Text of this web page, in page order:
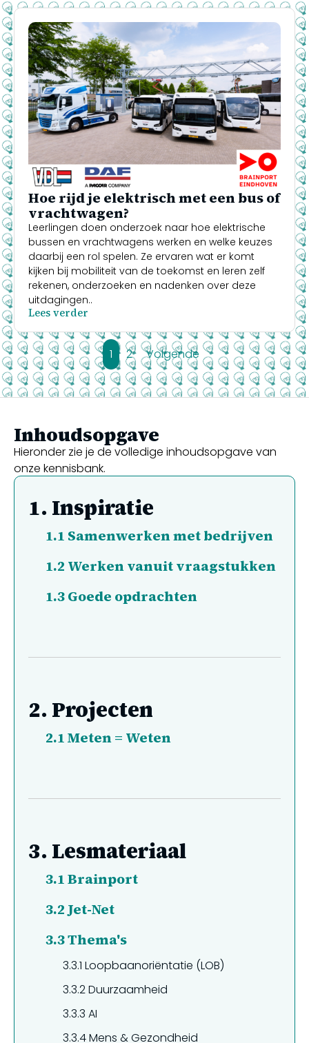
Hoe rijd je elektrisch met een bus of
vrachtwagen?
Leerlingen doen onderzoek naar hoe elektrische
bussen en vrachtwagens werken en welke keuzes
daarbij een rol spelen. Ze ervaren wat er komt
kijken bij mobiliteit van de toekomst en leren zelf
rekenen, onderzoeken en nadenken over deze
uitdagingen..
Lees verder
1 2 Volgende
Inhoudsopgave
Hieronder zie je de volledige inhoudsopgave van
onze kennisbank.
1. Inspiratie
1.1 Samenwerken met bedrijven
1.2 Werken vanuit vraagstukken
1.3Goede opdrachten
2. Projecten
2.1Meten = Weten
3. Lesmateriaal
3.1Brainport
3.2Jet-Net
3.3Thema's
3.3.1 Loopbaanoriëntatie (LOB)
3.3.2Duurzaamheid
3.3.3 AI
3.3.4Mens & Gezondheid